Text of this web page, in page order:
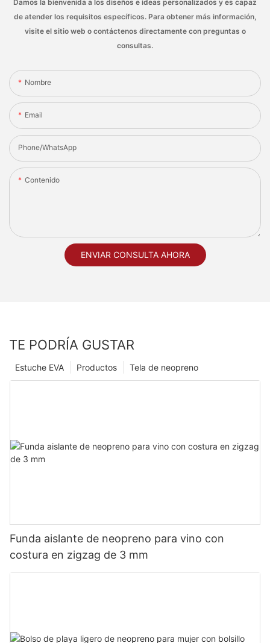
Damos la bienvenida a los diseños e ideas personalizados y es capaz
de atender los requisitos específicos. Para obtener más información,
visite el sitio web o contáctenos directamente con preguntas o
consultas.
Nombre
Email
Phone/whatsApp
Contenido
ENVIAR CONSULTA AHORA
TE PODRÍA GUSTAR
Tela de neopreno
Productos
Estuche EVA
Funda aislante de neopreno para vino con
costura en zigzag de 3 mm